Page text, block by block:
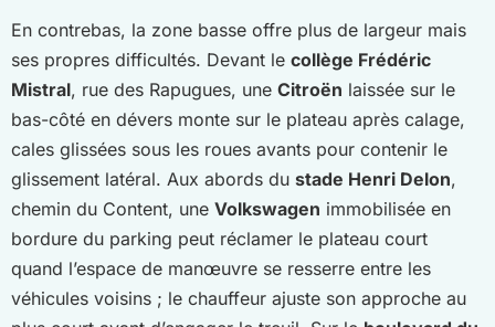
En contrebas, la zone basse offre plus de largeur mais
ses propres difficultés. Devant le collège Frédéric
Mistral, rue des Rapugues, une Citroën laissée sur le
bas-côté en dévers monte sur le plateau après calage,
cales glissées sous les roues avants pour contenir le
glissement latéral. Aux abords du stade Henri Delon,
chemin du Content, une Volkswagen immobilisée en
bordure du parking peut réclamer le plateau court
quand l’espace de manœuvre se resserre entre les
véhicules voisins ; le chauffeur ajuste son approche au